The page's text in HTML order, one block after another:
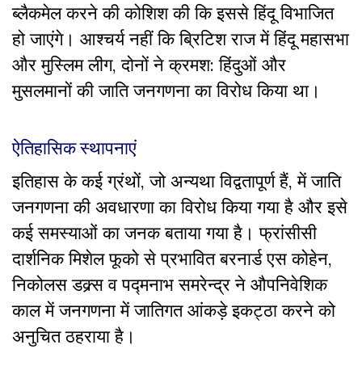
ब्लैकमेल करने की कोशिश की कि इससे हिंदू विभाजित
हो जाएंगे। आश्चर्य नहीं कि ब्रिटिश राज में हिंदू महासभा
और मुस्लिम लीग, दोनों ने क्रमश: हिंदुओं और
मुसलमानों की जाति जनगणना का विरोध किया था।
ऐतिहासिक स्थापनाएं
इतिहास के कई ग्रंथों, जो अन्यथा विद्वतापूर्ण हैं, में जाति
जनगणना की अवधारणा का विरोध किया गया है और इसे
कई समस्याओं का जनक बताया गया है। फ्रांसीसी
दार्शनिक मिशेल फूको से प्रभावित बरनार्ड एस कोहेन,
निकोलस डक्र्स व पद्मनाभ समरेन्द्र ने औपनिवेशिक
काल में जनगणना में जातिगत आंकड़ेइकट्ठाकरने को
अनुचित ठहराया है।